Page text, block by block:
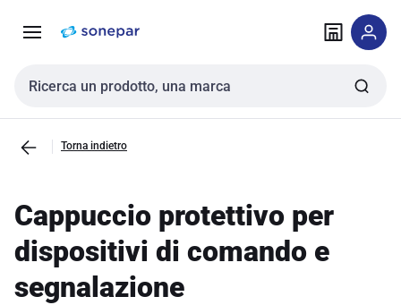
navigazione alla
Cerca input
Torna indietro
Cappuccio protettivo per
dispositivi di comando e
segnalazione